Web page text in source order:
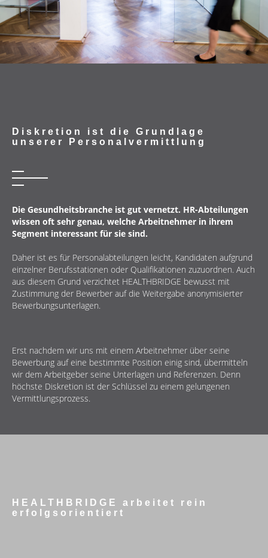
Diskretion ist die Grundlage
unserer Personalvermittlung
Die Gesundheitsbranche ist gut vernetzt. HR-Abteilungen
wissen oft sehr genau, welche Arbeitnehmer in ihrem
Segment interessant für sie sind.
Daher ist es für Personalabteilungen leicht, Kandidaten aufgrund
einzelner Berufsstationen oder Qualifikationen zuzuordnen. Auch
aus diesem Grund verzichtet HEALTHBRIDGE bewusst mit
Zustimmung der Bewerber auf die Weitergabe anonymisierter
Bewerbungsunterlagen.
Erst nachdem wir uns mit einem Arbeitnehmer über seine
Bewerbung auf eine bestimmte Position einig sind, übermitteln
wir dem Arbeitgeber seine Unterlagen und Referenzen. Denn
höchste Diskretion ist der Schlüssel zu einem gelungenen
Vermittlungsprozess.
HEALTHBRIDGE arbeitet rein
erfolgs­orientiert